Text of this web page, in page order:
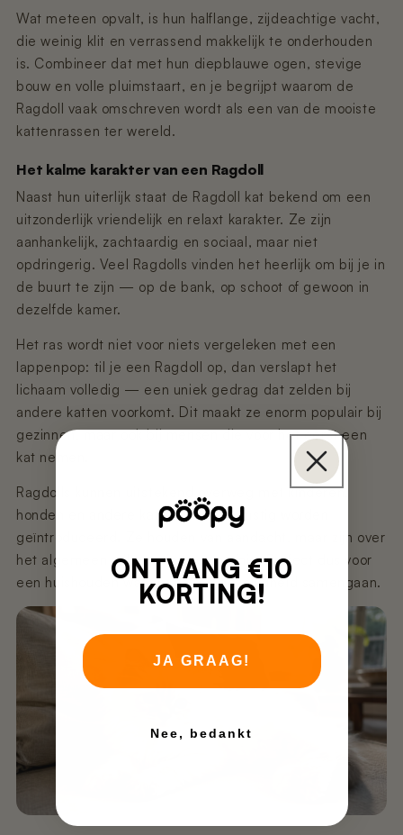
Wat meteen opvalt, is hun halflange, zijdeachtige vacht,
die weinig klit en verrassend makkelijk te onderhouden
is. Combineer dat met hun diepblauwe ogen, stevige
bouw en volle pluimstaart, en je begrijpt waarom de
Ragdoll vaak omschreven wordt als een van de mooiste
kattenrassen ter wereld.
Het kalme karakter van een Ragdoll
Naast hun uiterlijk staat de Ragdoll kat bekend om een
uitzonderlijk vriendelijk en relaxt karakter. Ze zijn
aanhankelijk, zachtaardig en sociaal, maar niet
opdringerig. Veel Ragdolls vinden het heerlijk om bij je in
de buurt te zijn — op de bank, op schoot of gewoon in
dezelfde kamer.
Het ras wordt niet voor niets vergeleken met een
lappenpop: til je een Ragdoll op, dan verslapt het
lichaam volledig — een uniek gedrag dat zelden bij
andere katten voorkomt. Dit maakt ze enorm populair bij
gezinnen, maar ook bij mensen die voor het eerst een
kat nemen.
Ragdolls kunnen uitstekend overweg met kinderen,
honden en andere katten, mits ze rustig worden
geïntroduceerd. Ze houden van aandacht, maar zijn over
het algemeen stil en miauwen weinig. Perfect dus voor
een huishouden waarin rust en gezelligheid samengaan.
ONTVANG €10
KORTING!
JA GRAAG!
Nee, bedankt